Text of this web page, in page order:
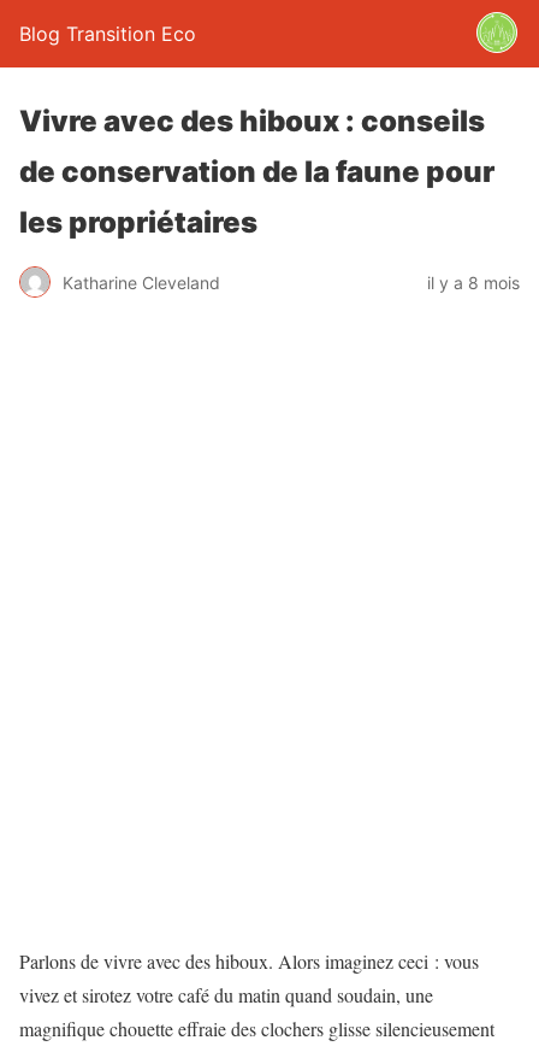
Blog Transition Eco
Vivre avec des hiboux : conseils
de conservation de la faune pour
les propriétaires
Katharine Cleveland il y a 8 mois
Parlons de vivre avec des hiboux. Alors imaginez ceci : vous
vivez et sirotez votre café du matin quand soudain, une
magnifique chouette effraie des clochers glisse silencieusement